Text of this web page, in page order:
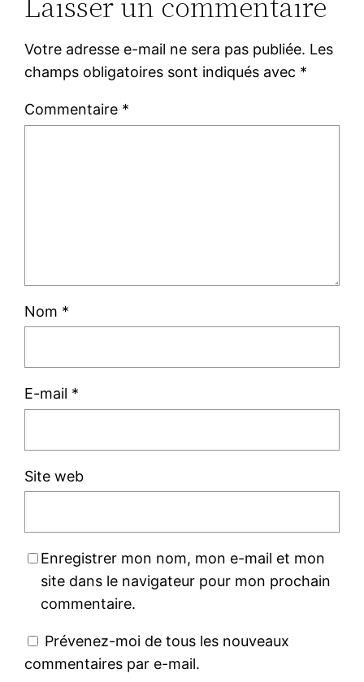
Votre adresse e-mail ne sera pas publiée. Les
champs obligatoires sont indiqués avec *
Commentaire *
Nom *
E-mail *
Site web
Enregistrer mon nom, mon e-mail et mon
site dans le navigateur pour mon prochain
commentaire.
Prévenez-moi de tous les nouveaux
commentaires par e-mail.